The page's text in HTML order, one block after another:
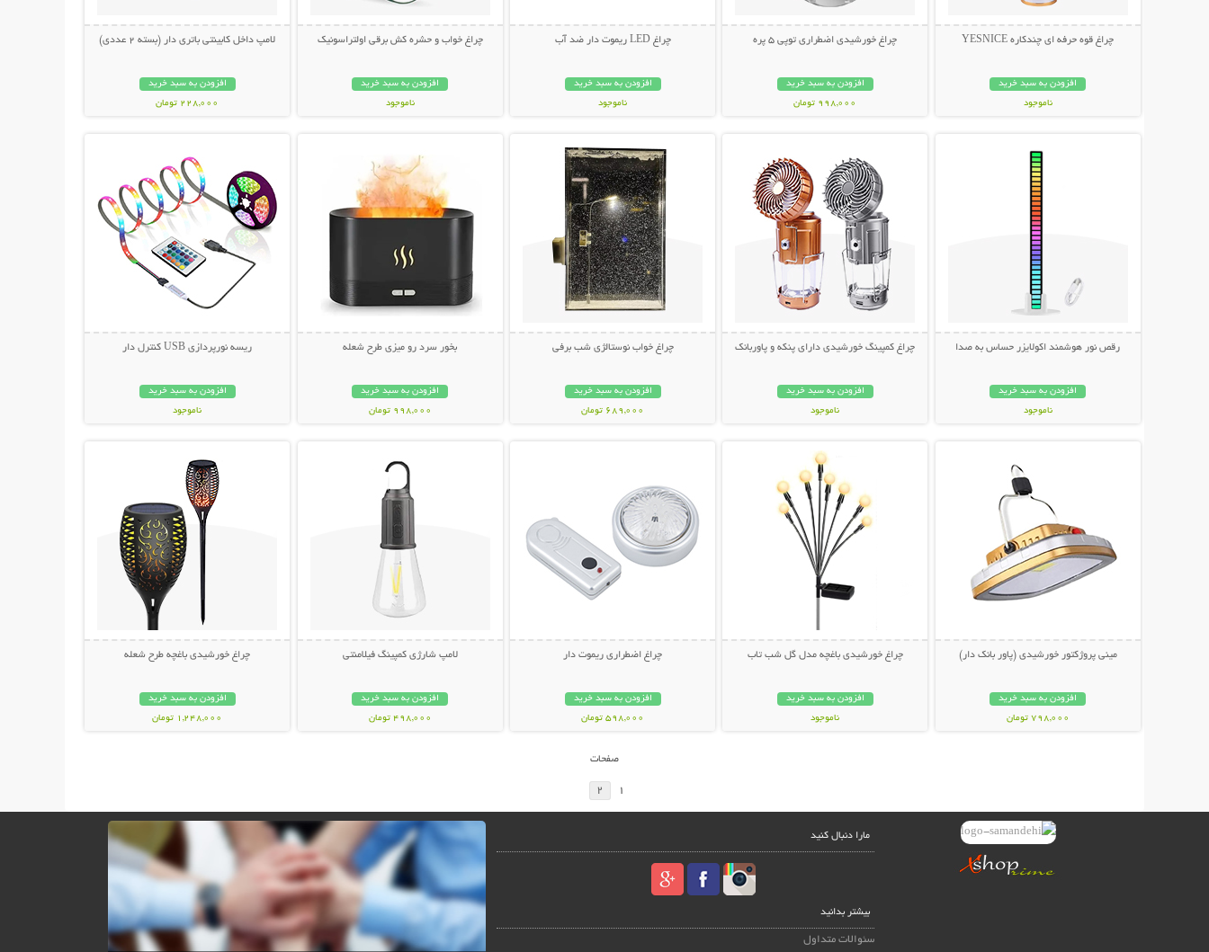
چراغ قوه حرفه ای چندکاره YESNICE
افزودن به سبد خرید
ناموجود
چراغ خورشیدی اضطراری توپی 5 پره
افزودن به سبد خرید
998,000 تومان
چراغ LED ریموت دار ضد آب
افزودن به سبد خرید
ناموجود
چراغ خواب و حشره کش برقی اولتراسونیک
افزودن به سبد خرید
ناموجود
لامپ داخل کابینتی باتری دار (بسته 2 عددی)
افزودن به سبد خرید
228,000 تومان
رقص نور هوشمند اکولایزر حساس به صدا
افزودن به سبد خرید
ناموجود
چراغ کمپینگ خورشیدی دارای پنکه و پاوربانک
افزودن به سبد خرید
ناموجود
چراغ خواب نوستالژی شب برفی
افزودن به سبد خرید
689,000 تومان
بخور سرد رو میزی طرح شعله
افزودن به سبد خرید
998,000 تومان
ریسه نورپردازی USB کنترل دار
افزودن به سبد خرید
ناموجود
مینی پروژکتور خورشیدی (پاور بانک دار)
افزودن به سبد خرید
798,000 تومان
چراغ خورشیدی باغچه مدل گل شب تاب
افزودن به سبد خرید
ناموجود
چراغ اضطراری ریموت دار
افزودن به سبد خرید
598,000 تومان
لامپ شارژی کمپینگ فیلامنتی
افزودن به سبد خرید
498,000 تومان
چراغ خورشیدی باغچه طرح شعله
افزودن به سبد خرید
1,248,000 تومان
صفحات
1
2
مارا دنبال کنید
بیشتر بدانید
سئوالات متداول